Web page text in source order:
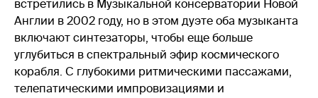
встретились в Музыкальной консерватории Новой
Англии в 2002 году, но в этом дуэте оба музыканта
включают синтезаторы, чтобы еще больше
углубиться в спектральный эфир космического
корабля. С глубокими ритмическими пассажами,
телепатическими импровизациями и